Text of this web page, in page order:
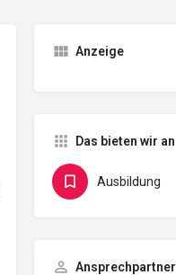
Anzeige
Das bieten wir an
Ausbildung
Ansprechpartner